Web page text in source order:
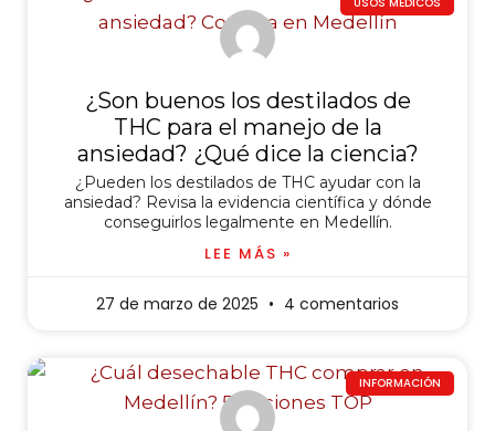
¿Son buenos los destilados de
THC para el manejo de la
ansiedad? ¿Qué dice la ciencia?
¿Pueden los destilados de THC ayudar con la
ansiedad? Revisa la evidencia científica y dónde
conseguirlos legalmente en Medellín.
LEE MÁS »
27 de marzo de 2025 4 comentarios
INFORMACIÓN